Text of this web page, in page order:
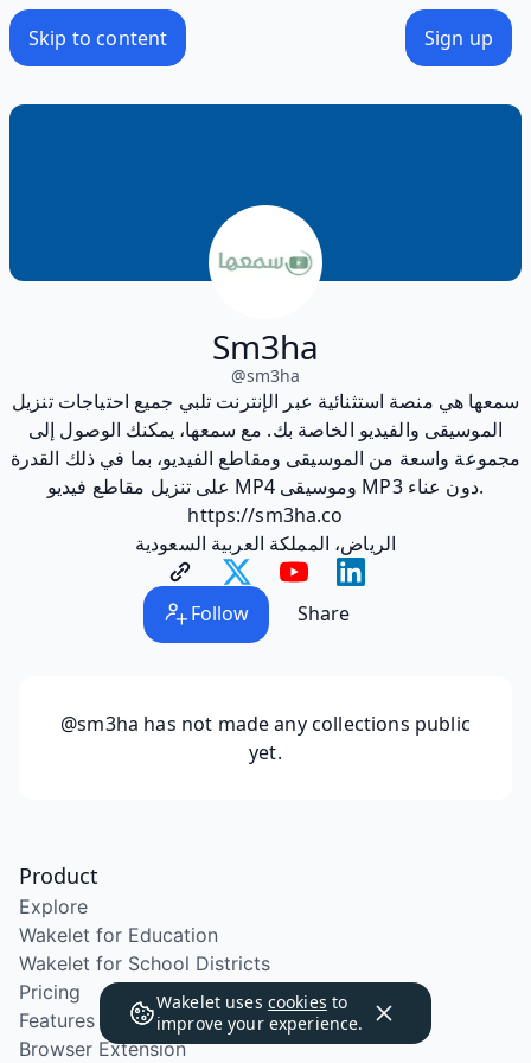
Skip to content Sign up
Sm3ha
@sm3ha
سمعها هي منصة استثنائية عبر الإنترنت تلبي جميع احتياجات تنزيل
الموسيقى والفيديو الخاصة بك. مع سمعها، يمكنك الوصول إلى
مجموعة واسعة من الموسيقى ومقاطع الفيديو، بما في ذلك القدرة
على تنزيل مقاطع فيديو MP4 وموسيقى MP3 دون عناء.
https://sm3ha.co
الرياض، المملكة العربية السعودية
Follow Share
@sm3ha has not made any collections public
yet.
Wakelet uses cookies to
improve your experience.
Product
Explore
Wakelet for Education
Wakelet for School Districts
Pricing
Features
Browser Extension